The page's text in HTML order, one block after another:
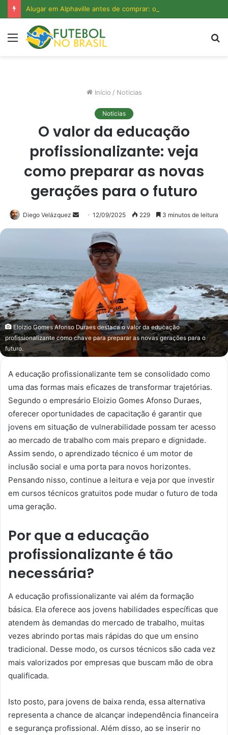
Menu
Início / Noticias
Noticias
O valor da educação
profissionalizante: veja
como preparar as novas
gerações para o futuro
Diego Velázquez
Mande
um
mail
12/09/2025 229 3 minutos de leitura
Eloizio Gomes Afonso Duraes destaca o valor da educação
profissionalizante como chave para preparar as novas gerações para o
futuro.
A educação profissionalizante tem se consolidado como
uma das formas mais eficazes de transformar trajetórias.
Segundo o empresário Eloizio Gomes Afonso Duraes,
oferecer oportunidades de capacitação é garantir que
jovens em situação de vulnerabilidade possam ter acesso
ao mercado de trabalho com mais preparo e dignidade.
Assim sendo, o aprendizado técnico é um motor de
inclusão social e uma porta para novos horizontes.
Pensando nisso, continue a leitura e veja por que investir
em cursos técnicos gratuitos pode mudar o futuro de toda
uma geração.
Por que a educação
profissionalizante é tão
necessária?
A educação profissionalizante vai além da formação
básica. Ela oferece aos jovens habilidades específicas que
atendem às demandas do mercado de trabalho, muitas
vezes abrindo portas mais rápidas do que um ensino
tradicional. Desse modo, os cursos técnicos são cada vez
mais valorizados por empresas que buscam mão de obra
qualificada.
Isto posto, para jovens de baixa renda, essa alternativa
representa a chance de alcançar independência financeira
e segurança profissional. Além disso, ao se inserir no